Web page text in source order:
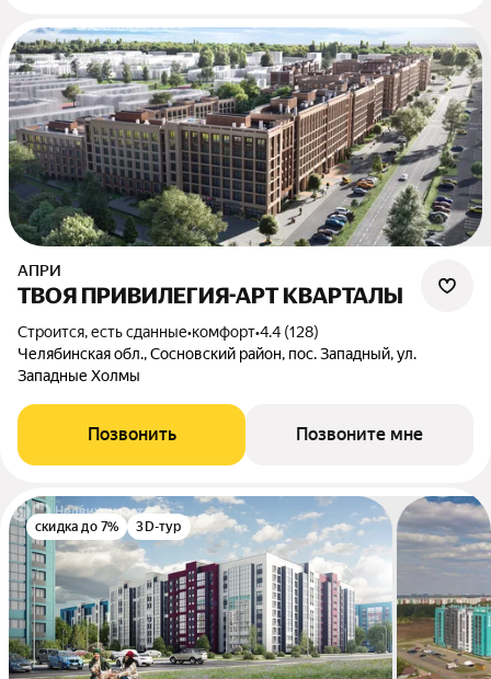
АПРИ
ТВОЯ ПРИВИЛЕГИЯ-АРТ КВАРТАЛЫ
Строится, есть сданные•комфорт•4.4 (128)
Челябинская обл., Сосновский район, пос. Западный, ул.
Западные Холмы
Позвонить Позвоните мне
скидка до 7% 3D-тур